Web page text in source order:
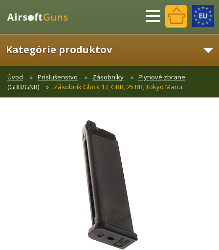
Menu
Kategórie produktov
Úvod Príslušenstvo Zásobníky
Plynové zbrane
(GBB/GNB)
Zásobník Glock 17, GBB, 25 BB, Tokyo Marui